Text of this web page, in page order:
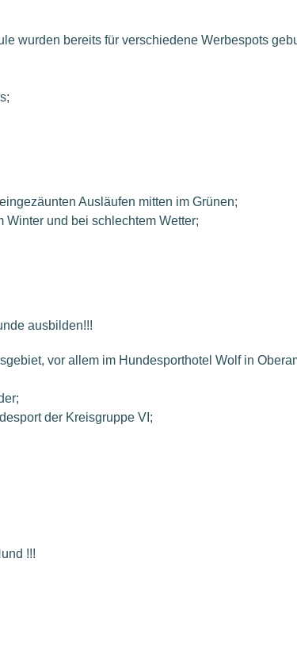
wurden bereits für verschiedene Werbespots
Ausläufen mitten im Grünen;
und bei schlechtem Wetter;
ausbilden!!!
vor allem im Hundesporthotel Wolf in
der Kreisgruppe VI;
!!!